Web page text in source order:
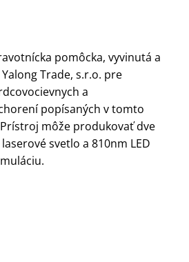
pomôcka, vyvinutá a
Trade, s.r.o. pre
a
popísaných v tomto
Prístroj môže produkovať dve
rové svetlo a 810nm LED
.